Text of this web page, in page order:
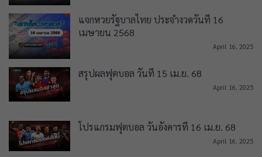
แจกหวยรัฐบาลไทย ประจำงวดวันที่ 16
เมษายน 2568
April 16, 2025
สรุปผลฟุตบอล วันที่ 15 เม.ย. 68
April 16, 2025
โปรแกรมฟุตบอล วันอังคารที่ 16 เม.ย. 68
April 16, 2025